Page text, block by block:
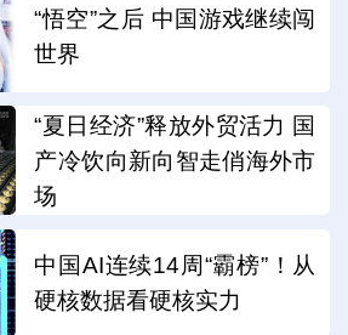
“悟空”之后 中国游戏继续闯
世界
“夏日经济”释放外贸活力 国
产冷饮向新向智走俏海外市
场
中国AI连续14周“霸榜”！从
硬核数据看硬核实力